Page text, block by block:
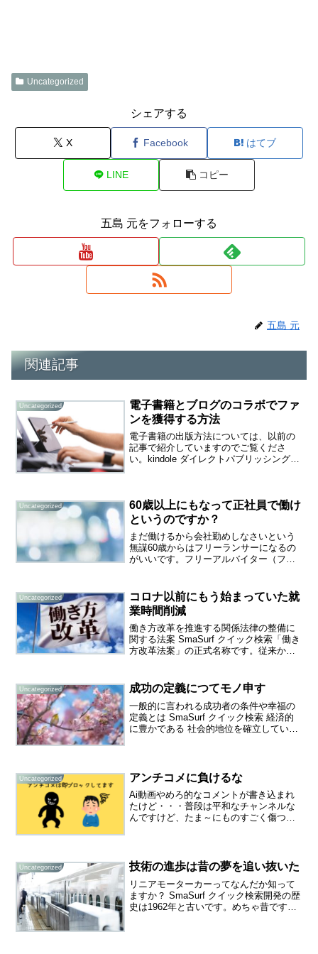
Uncategorized
シェアする
X Facebook はてブ
LINE コピー
五島 元をフォローする
五島 元
関連記事
Uncategorized
電子書籍とブログのコラボでファ
ンを獲得する方法
電子書籍の出版方法については、以前の
記事で紹介していますのでご覧くださ
い。kindole ダイレクトパブリッシング
できます。電子書...
Uncategorized
60歳以上にもなって正社員で働け
というのですか？
まだ働けるから会社勤めしなさいという
無謀60歳からはフリーランサーになるの
がいいです。フリーアルバイター（フリ
は楽しみながら、お金も稼げるという仕
組みを作るということで...
Uncategorized
コロナ以前にもう始まっていた就
業時間削減
働き方改革を推進する関係法律の整備に
関する法案 SmaSurf クイック検索「働き
方改革法案」の正式名称です。従来から
行の施策に加えて次の4つを加えました。
労働時間の...
Uncategorized 成功の定義につてモノ申す
一般的に言われる成功者の条件や幸福の
定義とは SmaSurf クイック検索 経済的
に豊かである 社会的地位を確立している
のかな...
Uncategorized アンチコメに負けるな
Ai動画やめろ的なコメントが書き込まれ
たけど・・・普段は平和なチャンネルな
んですけど、たま～にものすごく傷つく
トです。僕が動画作る...
Uncategorized 技術の進歩は昔の夢を追い抜いた
リニアモーターカーってなんだか知って
ますか？ SmaSurf クイック検索開発の歴
史は1962年と古いです。めちゃ昔です。